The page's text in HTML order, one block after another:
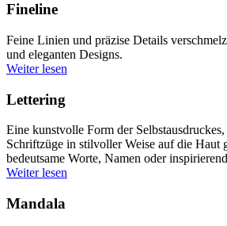
Fineline
Feine Linien und präzise Details
und eleganten Designs.
Weiter lesen
Lettering
Eine kunstvolle Form der
Schriftzüge in stilvoller Weise auf die Haut
bedeutsame Worte, Namen oder
Weiter lesen
Mandala